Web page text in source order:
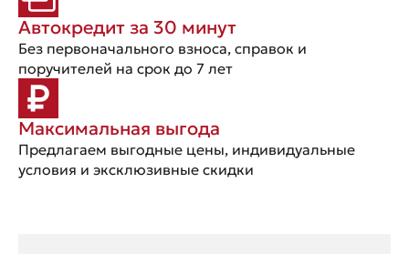
Автокредит за 30 минут
Без первоначального взноса, справок и
поручителей на срок до 7 лет
Максимальная выгода
Предлагаем выгодные цены, индивидуальные
условия и эксклюзивные скидки